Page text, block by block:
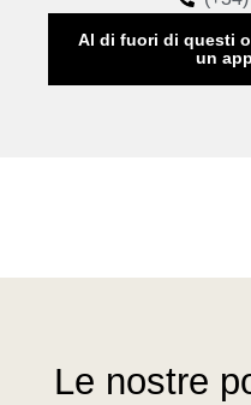
Al di fuori di questi
un
Le nostre